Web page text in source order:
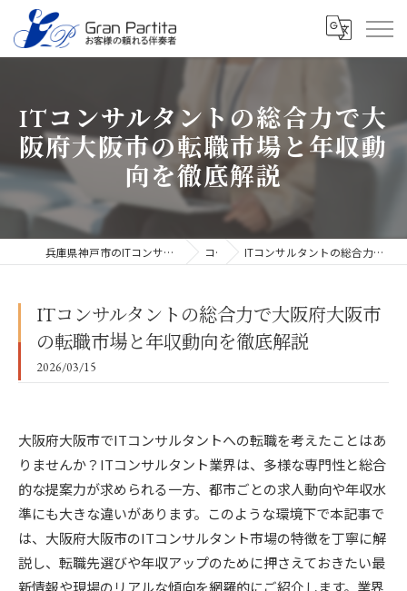
ITコンサルタントの総合力で大
阪府大阪市の転職市場と年収動
向を徹底解説
兵庫県神戸市のITコンサルタントなら合同会社グラン・パルティータ コラム ITコンサルタントの総合力で大阪府大阪市の転職市場と年収動向を徹底解説
ITコンサルタントの総合力で大阪府大阪市
の転職市場と年収動向を徹底解説
2026/03/15
大阪府大阪市でITコンサルタントへの転職を考えたことはあ
りませんか？ITコンサルタント業界は、多様な専門性と総合
的な提案力が求められる一方、都市ごとの求人動向や年収水
準にも大きな違いがあります。このような環境下で本記事で
は、大阪府大阪市のITコンサルタント市場の特徴を丁寧に解
説し、転職先選びや年収アップのために押さえておきたい最
新情報や現場のリアルな傾向を網羅的にご紹介します。業界